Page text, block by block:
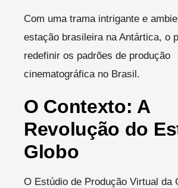
Com uma trama intrigante e
estação brasileira na Antártica, o
redefinir os padrões de produção
cinematográfica no Brasil.
O Contexto: A
Revolução do
Globo
O Estúdio de Produção Virtual da